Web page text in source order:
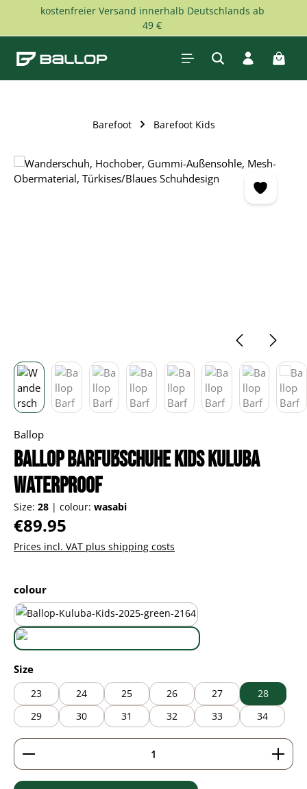
Skip to main content
kostenfreier Versand innerhalb Deutschlands ab
49 €
Barefoot Barefoot Kids
Skip image gallery
Ballop
Ballop Barfußschuhe Kids Kuluba
Waterproof
Size: 28 | colour: wasabi
Regular price:
€89.95
Prices incl. VAT plus shipping costs
Select
colour
black/green
wasabi
Select
Size
23 24 25 26 27
28
29
30 31 32 33 34
Product Quantity: Enter the desired amount or